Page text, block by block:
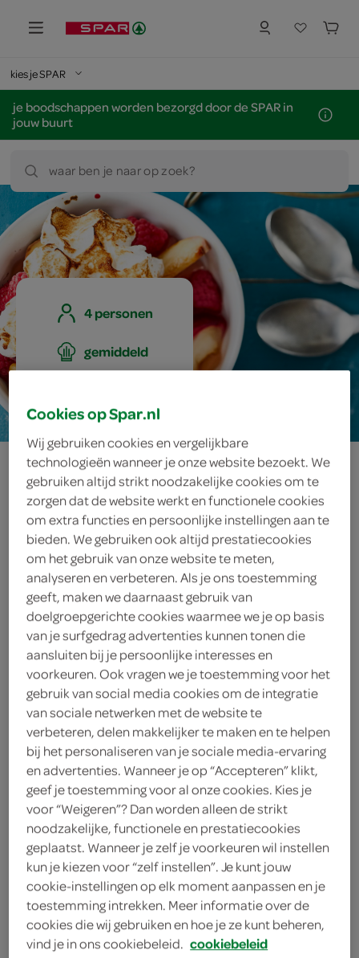
kies je SPAR
je boodschappen worden bezorgd door de SPAR in
jouw buurt
waar ben je naar op zoek?
4 personen
gemiddeld
perzik-framboos
schuimdessert
ingrediënten
50 gram suiker
2 eiwitten
100 milliliter appelsap
125 gram frambozen
4 nectarines
4 perziken
kies je winkel
benodigdheden
Cookies op Spar.nl
Wij gebruiken cookies en vergelijkbare
technologieën wanneer je onze website bezoekt. We
gebruiken altijd strikt noodzakelijke cookies om te
zorgen dat de website werkt en functionele cookies
om extra functies en persoonlijke instellingen aan te
bieden. We gebruiken ook altijd prestatiecookies
om het gebruik van onze website te meten,
analyseren en verbeteren. Als je ons toestemming
geeft, maken we daarnaast gebruik van
doelgroepgerichte cookies waarmee we je op basis
van je surfgedrag advertenties kunnen tonen die
aansluiten bij je persoonlijke interesses en
voorkeuren. Ook vragen we je toestemming voor het
gebruik van social media cookies om de integratie
van sociale netwerken met de website te
verbeteren, delen makkelijker te maken en te helpen
bij het personaliseren van je sociale media-ervaring
en advertenties. Wanneer je op “Accepteren” klikt,
geef je toestemming voor al onze cookies. Kies je
voor “Weigeren”? Dan worden alleen de strikt
noodzakelijke, functionele en prestatiecookies
geplaatst. Wanneer je zelf je voorkeuren wil instellen
kun je kiezen voor “zelf instellen”. Je kunt jouw
cookie-instellingen op elk moment aanpassen en je
toestemming intrekken. Meer informatie over de
cookies die wij gebruiken en hoe je ze kunt beheren,
vind je in ons cookiebeleid. cookiebeleid